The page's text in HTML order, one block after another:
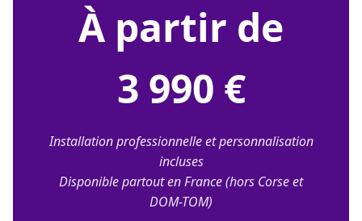
À partir de
3 990 €
Installation professionnelle et personnalisation
incluses
Disponible partout en France (hors Corse et
DOM-TOM)